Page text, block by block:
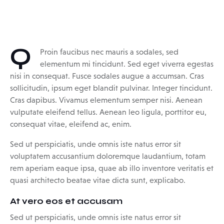
Q
Proin faucibus nec mauris a sodales, sed
elementum mi tincidunt. Sed eget viverra egestas
nisi in consequat. Fusce sodales augue a accumsan. Cras
sollicitudin, ipsum eget blandit pulvinar. Integer tincidunt.
Cras dapibus. Vivamus elementum semper nisi. Aenean
vulputate eleifend tellus. Aenean leo ligula, porttitor eu,
consequat vitae, eleifend ac, enim.
Sed ut perspiciatis, unde omnis iste natus error sit
voluptatem accusantium doloremque laudantium, totam
rem aperiam eaque ipsa, quae ab illo inventore veritatis et
quasi architecto beatae vitae dicta sunt, explicabo.
At vero eos et accusam
Sed ut perspiciatis, unde omnis iste natus error sit